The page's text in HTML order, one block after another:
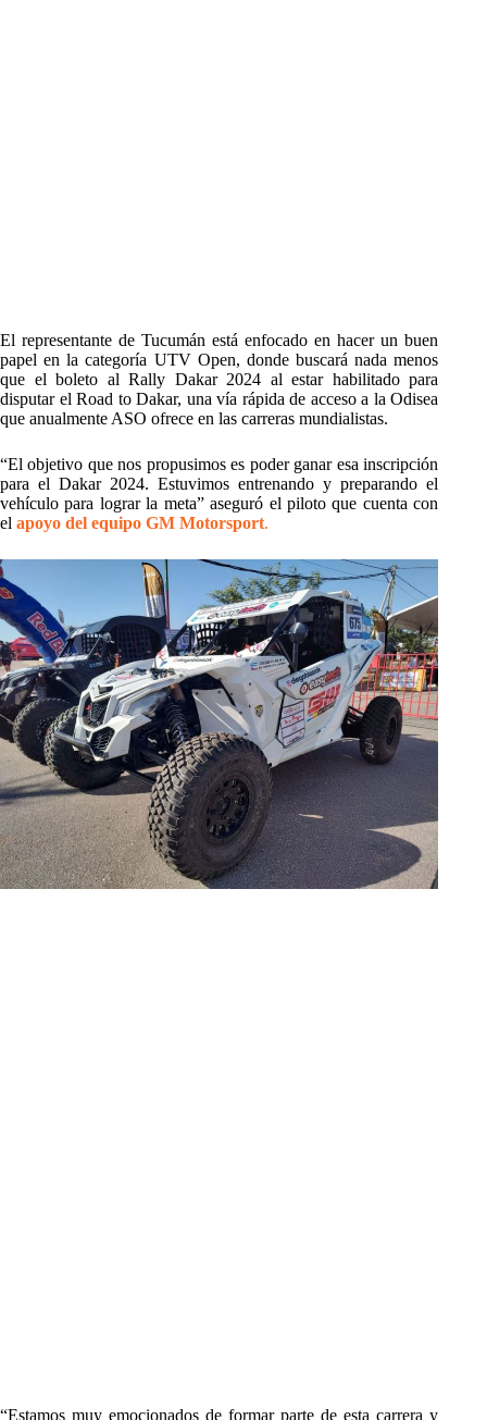
El representante de Tucumán está enfocado en hacer un buen
papel en la categoría UTV Open, donde buscará nada menos
que el boleto al Rally Dakar 2024 al estar habilitado para
disputar el Road to Dakar, una vía rápida de acceso a la Odisea
que anualmente ASO ofrece en las carreras mundialistas.
“El objetivo que nos propusimos es poder ganar esa inscripción
para el Dakar 2024. Estuvimos entrenando y preparando el
vehículo para lograr la meta” aseguró el piloto que cuenta con
el apoyo del equipo GM Motorsport.
“Estamos muy emocionados de formar parte de esta carrera y